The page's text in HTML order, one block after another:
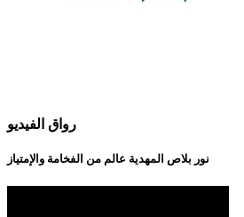
رواق الفيديو
نور بلاص المهدية عالم من الفخامة والإمتياز